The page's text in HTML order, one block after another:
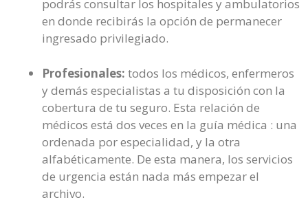
podrás consultar los hospitales y ambulatorios
en donde recibirás la opción de permanecer
ingresado privilegiado.
Profesionales: todos los médicos, enfermeros
y demás especialistas a tu disposición con la
cobertura de tu seguro. Esta relación de
médicos está dos veces en la guía médica : una
ordenada por especialidad, y la otra
alfabéticamente. De esta manera, los servicios
de urgencia están nada más empezar el
archivo.